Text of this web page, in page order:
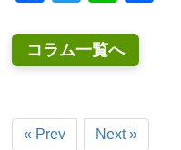
コラム一覧へ
« Prev Next »